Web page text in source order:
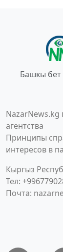
Башкы бет
NazarNews.kg
агентства
Принципы
интересов в
Кыргыз
Тел:
Почта: